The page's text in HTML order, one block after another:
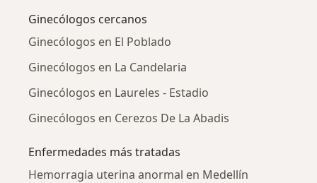
Ginecólogos cercanos
Ginecólogos en El Poblado
Ginecólogos en La Candelaria
Ginecólogos en Laureles - Estadio
Ginecólogos en Cerezos De La Abadis
Enfermedades más tratadas
Hemorragia uterina anormal en Medellín